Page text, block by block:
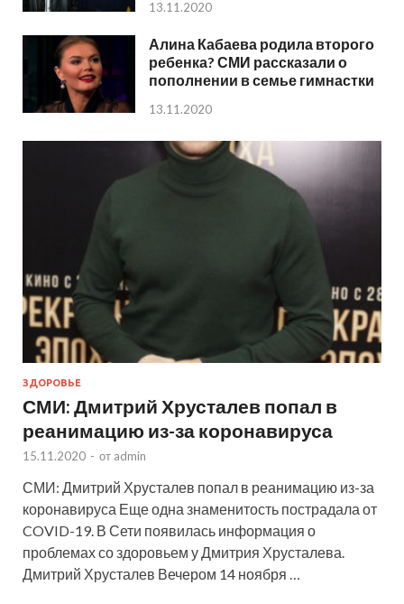
13.11.2020
Алина Кабаева родила второго
ребенка? СМИ рассказали о
пополнении в семье гимнастки
13.11.2020
ЗДОРОВЬЕ
СМИ: Дмитрий Хрусталев попал в
реанимацию из-за коронавируса
15.11.2020 - от admin
СМИ: Дмитрий Хрусталев попал в реанимацию из-за
коронавируса Еще одна знаменитость пострадала от
COVID-19. В Сети появилась информация о
проблемах со здоровьем у Дмитрия Хрусталева.
Дмитрий Хрусталев Вечером 14 ноября …